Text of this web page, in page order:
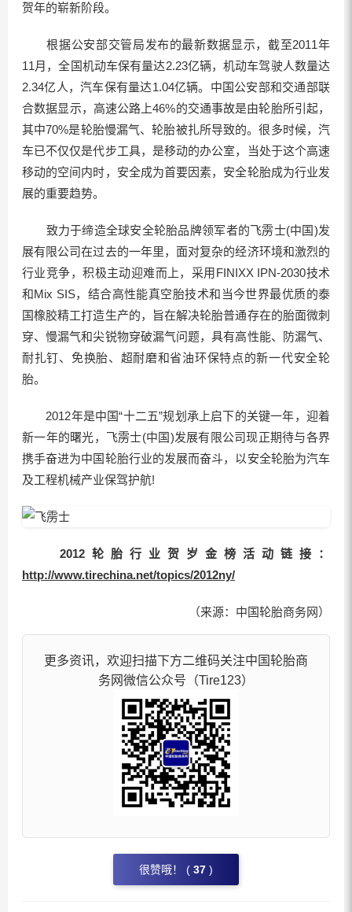
贺年的崭新阶段。
根据公安部交管局发布的最新数据显示，截至2011年
11月，全国机动车保有量达2.23亿辆，机动车驾驶人数量达
2.34亿人，汽车保有量达1.04亿辆。中国公安部和交通部联
合数据显示，高速公路上46%的交通事故是由轮胎所引起，
其中70%是轮胎慢漏气、轮胎被扎所导致的。很多时候，汽
车已不仅仅是代步工具，是移动的办公室，当处于这个高速
移动的空间内时，安全成为首要因素，安全轮胎成为行业发
展的重要趋势。
致力于缔造全球安全轮胎品牌领军者的飞雳士(中国)发
展有限公司在过去的一年里，面对复杂的经济环境和激烈的
行业竞争，积极主动迎难而上，采用FINIXX IPN-2030技术
和Mix SIS，结合高性能真空胎技术和当今世界最优质的泰
国橡胶精工打造生产的，旨在解决轮胎普通存在的胎面微刺
穿、慢漏气和尖锐物穿破漏气问题，具有高性能、防漏气、
耐扎钉、免换胎、超耐磨和省油环保特点的新一代安全轮
胎。
2012年是中国“十二五”规划承上启下的关键一年，迎着
新一年的曙光，飞雳士(中国)发展有限公司现正期待与各界
携手奋进为中国轮胎行业的发展而奋斗，以安全轮胎为汽车
及工程机械产业保驾护航!
2012轮胎行业贺岁金榜活动链接：
http://www.tirechina.net/topics/2012ny/
（来源：中国轮胎商务网）
更多资讯，欢迎扫描下方二维码关注中国轮胎商
务网微信公众号（Tire123）
很赞哦！ ( 37 )